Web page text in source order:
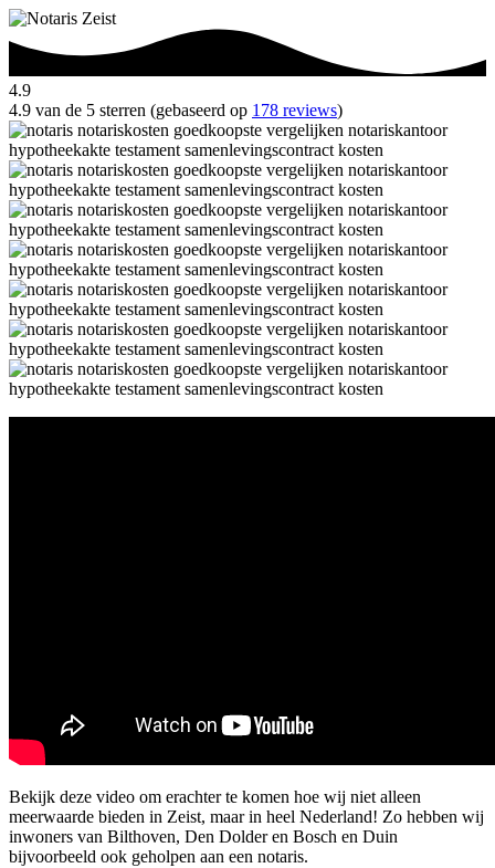
4.9
4.9 van de 5 sterren (gebaseerd op 178 reviews)
Bekijk deze video om erachter te komen hoe wij niet alleen
meerwaarde bieden in Zeist, maar in heel Nederland! Zo hebben wij
inwoners van Bilthoven, Den Dolder en Bosch en Duin
bijvoorbeeld ook geholpen aan een notaris.